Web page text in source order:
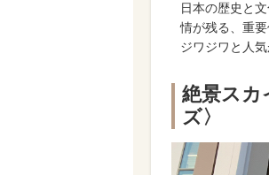
日本の歴史と
情が残る、重
ジワジワと人
絶景スカ
ズ〉